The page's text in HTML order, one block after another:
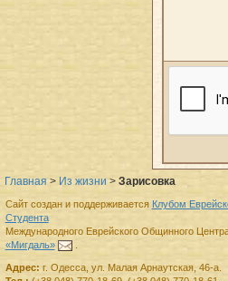
Главная > Из жизни > Зарисовка
Сайт создан и поддерживается Клубом
Студента
Международного Еврейского Общинного
«Мигдаль»
Адрес: г. Одесса, ул. Малая Арнаутская, 46-а.